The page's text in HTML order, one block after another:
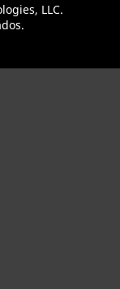
LLC.